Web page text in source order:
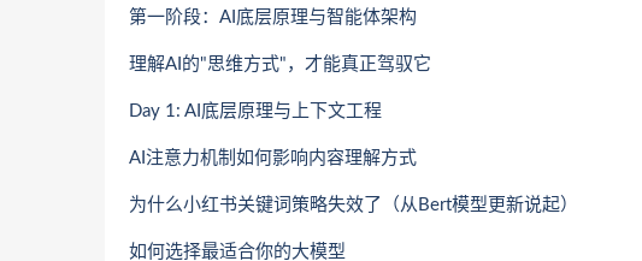
第一阶段：AI底层原理与智能体架构
理解AI的"思维方式"，才能真正驾驭它
Day 1: AI底层原理与上下文工程
AI注意力机制如何影响内容理解方式
为什么小红书关键词策略失效了（从Bert模型更新说起）
如何选择最适合你的大模型